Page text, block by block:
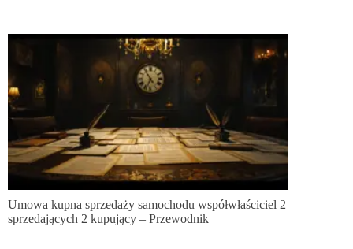
Umowa kupna sprzedaży samochodu współwłaściciel 2
sprzedających 2 kupujący – Przewodnik